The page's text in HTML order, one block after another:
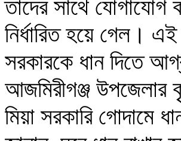
তাদের সাথে
নির্ধারিত হয়ে গেল।
সরকারকে ধান দিতে
আজমিরীগঞ্জ উপজেলার
মিয়া সরকারি গোদামে